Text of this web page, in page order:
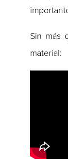
Sin más
material: